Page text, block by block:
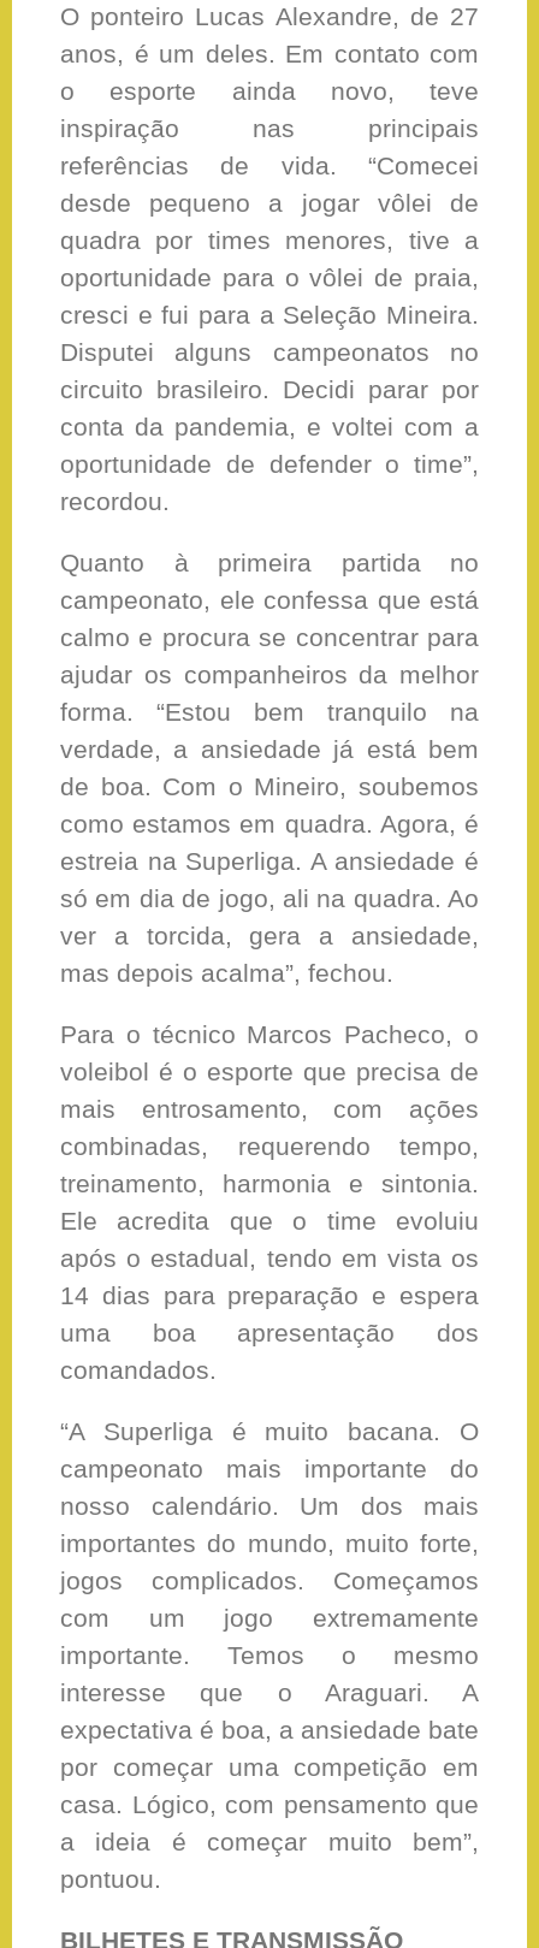
O ponteiro Lucas Alexandre, de 27
anos, é um deles. Em contato com
o esporte ainda novo, teve
inspiração nas principais
referências de vida. “Comecei
desde pequeno a jogar vôlei de
quadra por times menores, tive a
oportunidade para o vôlei de praia,
cresci e fui para a Seleção Mineira.
Disputei alguns campeonatos no
circuito brasileiro. Decidi parar por
conta da pandemia, e voltei com a
oportunidade de defender o time”,
recordou.
Quanto à primeira partida no
campeonato, ele confessa que está
calmo e procura se concentrar para
ajudar os companheiros da melhor
forma. “Estou bem tranquilo na
verdade, a ansiedade já está bem
de boa. Com o Mineiro, soubemos
como estamos em quadra. Agora, é
estreia na Superliga. A ansiedade é
só em dia de jogo, ali na quadra. Ao
ver a torcida, gera a ansiedade,
mas depois acalma”, fechou.
Para o técnico Marcos Pacheco, o
voleibol é o esporte que precisa de
mais entrosamento, com ações
combinadas, requerendo tempo,
treinamento, harmonia e sintonia.
Ele acredita que o time evoluiu
após o estadual, tendo em vista os
14 dias para preparação e espera
uma boa apresentação dos
comandados.
“A Superliga é muito bacana. O
campeonato mais importante do
nosso calendário. Um dos mais
importantes do mundo, muito forte,
jogos complicados. Começamos
com um jogo extremamente
importante. Temos o mesmo
interesse que o Araguari. A
expectativa é boa, a ansiedade bate
por começar uma competição em
casa. Lógico, com pensamento que
a ideia é começar muito bem”,
pontuou.
BILHETES E TRANSMISSÃO